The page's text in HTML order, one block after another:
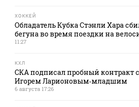
ХОККЕЙ
Обладатель Кубка Стэнли Хара
бегуна во время поездки на
11:27
КХЛ
СКА подписал пробный контракт с
Игорем Ларионовым‑младшим
6 августа 17:26